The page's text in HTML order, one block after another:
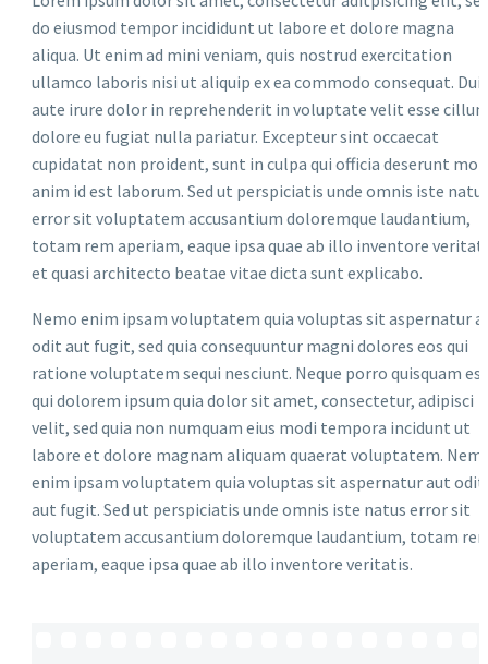
do eiusmod tempor incididunt ut labore et dolore magna
aliqua. Ut enim ad mini veniam, quis nostrud exercitation
ullamco laboris nisi ut aliquip ex ea commodo consequat. Duis
aute irure dolor in reprehenderit in voluptate velit esse
dolore eu fugiat nulla pariatur. Excepteur sint occaecat
cupidatat non proident, sunt in culpa qui officia deserunt
anim id est laborum. Sed ut perspiciatis unde omnis iste
error sit voluptatem accusantium doloremque laudantium,
totam rem aperiam, eaque ipsa quae ab illo inventore
et quasi architecto beatae vitae dicta sunt explicabo.
Nemo enim ipsam voluptatem quia voluptas sit aspernatur
odit aut fugit, sed quia consequuntur magni dolores eos qui
ratione voluptatem sequi nesciunt. Neque porro quisquam
qui dolorem ipsum quia dolor sit amet, consectetur, adipisci
velit, sed quia non numquam eius modi tempora incidunt ut
labore et dolore magnam aliquam quaerat voluptatem.
enim ipsam voluptatem quia voluptas sit aspernatur aut odit
aut fugit. Sed ut perspiciatis unde omnis iste natus error sit
voluptatem accusantium doloremque laudantium, totam
aperiam, eaque ipsa quae ab illo inventore veritatis.